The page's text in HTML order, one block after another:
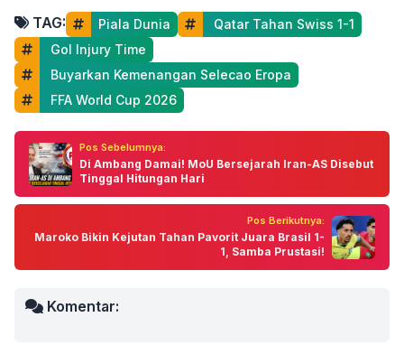
TAG: Piala Dunia
Qatar Tahan Swiss 1-1
Gol Injury Time
Buyarkan Kemenangan Selecao Eropa
FFA World Cup 2026
Pos Sebelumnya:
Di Ambang Damai! MoU Bersejarah Iran-AS Disebut
Tinggal Hitungan Hari
Pos Berikutnya:
Maroko Bikin Kejutan Tahan Pavorit Juara Brasil 1-
1, Samba Prustasi!
Komentar: